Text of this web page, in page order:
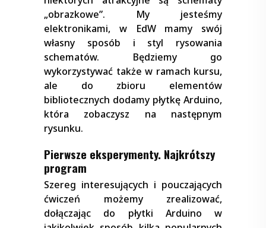
„obrazkowe”. My jesteśmy
elektronikami, w EdW mamy swój
własny sposób i styl rysowania
schematów. Będziemy go
wykorzystywać także w ramach kursu,
ale do zbioru elementów
bibliotecznych dodamy płytkę Arduino,
która zobaczysz na następnym
rysunku.
Pierwsze eksperymenty. Najkrótszy
program
Szereg interesujących i pouczających
ćwiczeń możemy zrealizować,
dołączając do płytki Arduino w